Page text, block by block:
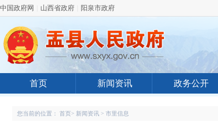
中国政府网 山西省政府 阳泉市政府
首页 新闻资讯 政务公开
您当前的位置： 首页> 新闻资讯 > 市里信息